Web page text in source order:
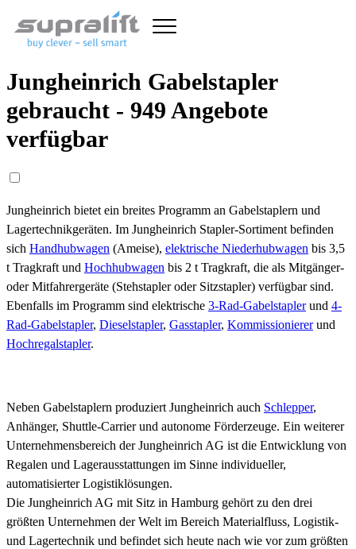
Jungheinrich Gabelstapler
gebraucht - 949 Angebote
verfügbar
Jungheinrich bietet ein breites Programm an Gabelstaplern und
Lagertechnikgeräten. Im Jungheinrich Stapler-Sortiment befinden
sich Handhubwagen (Ameise), elektrische Niederhubwagen bis 3,5
t Tragkraft und Hochhubwagen bis 2 t Tragkraft, die als Mitgänger-
oder Mitfahrergeräte (Stehstapler oder Sitzstapler) verfügbar sind.
Ebenfalls im Programm sind elektrische 3-Rad-Gabelstaplerund 4-
Rad-Gabelstapler, Dieselstapler, Gasstapler, Kommissioniererund
Hochregalstapler.
Neben Gabelstaplern produziert Jungheinrich auch Schlepper,
Anhänger, Shuttle-Carrier und autonome Förderzeuge. Ein weiterer
Unternehmensbereich der Jungheinrich AG ist die Entwicklung von
Regalen und Lagerausstattungen im Sinne individueller,
automatisierter Logistiklösungen.
Die Jungheinrich AG mit Sitz in Hamburg gehört zu den drei
größten Unternehmen der Welt im Bereich Materialfluss, Logistik-
und Lagertechnik und befindet sich heute nach wie vor zum größten